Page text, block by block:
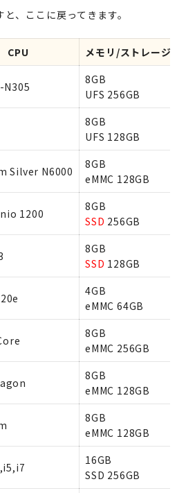
、ここに戻ってきます。
CPU メモリ/ストレージ
8GB
UFS 256GB
8GB
UFS 128GB
Silver N6000
8GB
eMMC 128GB
1200
8GB
SSD 256GB
8GB
SSD 128GB
4GB
eMMC 64GB
8GB
eMMC 256GB
8GB
eMMC 128GB
8GB
eMMC 128GB
16GB
SSD 256GB